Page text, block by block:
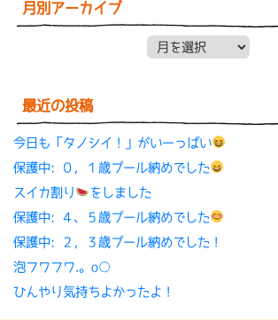
月別アーカイブ
最近の投稿
今日も「タノシイ！」がいーっぱい
保護中: ０，１歳プール納めでした
スイカ割り
をしました
保護中: ４、５歳プール納めでした
保護中: ２，３歳プール納めでした！
泡フワフワ.。o○
ひんやり気持ちよかったよ！